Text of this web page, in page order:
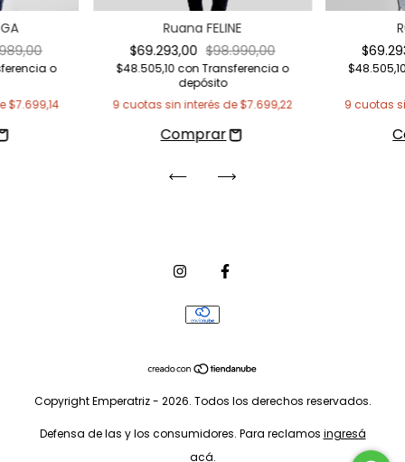
o
$7.699,14
Ruana FELINE
$69.293,00 $98.990,00
$48.505,10 con Transferencia o
depósito
9 cuotas sin interés de$7.699,22 9 cuotas
Copyright Emperatriz - 2026. Todos los derechos reservados.
Defensa de las y los consumidores. Para reclamos ingresá
acá.